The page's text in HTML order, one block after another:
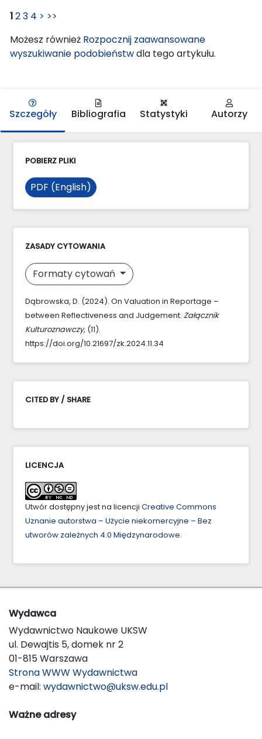
123 4 > >>
Możesz również Rozpocznij zaawansowane
wyszukiwanie podobieństwdla tego artykułu.
Szczegóły Bibliografia Statystyki Autorzy
POBIERZ PLIKI
PDF (English)
ZASADY CYTOWANIA
Formaty cytowań
Dąbrowska, D. (2024). On Valuation in Reportage –
between Reflectiveness and Judgement. Załącznik
Kulturoznawczy, (11).
https://doi.org/10.21697/zk.2024.11.34
CITED BY / SHARE
LICENCJA
Utwór dostępny jest na licencji Creative Commons
Uznanie autorstwa – Użycie niekomercyjne – Bez
utworów zależnych 4.0 Międzynarodowe.
Wydawca
Wydawnictwo Naukowe UKSW
ul. Dewajtis 5, domek nr 2
01-815 Warszawa
Strona WWW Wydawnictwa
e-mail: wydawnictwo@uksw.edu.pl
Ważne adresy